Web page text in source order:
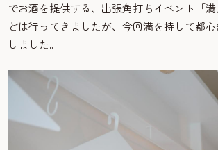
でお酒を提供する、出張角打ちイベント「
どは行ってきましたが、今回満を持して都
しました。